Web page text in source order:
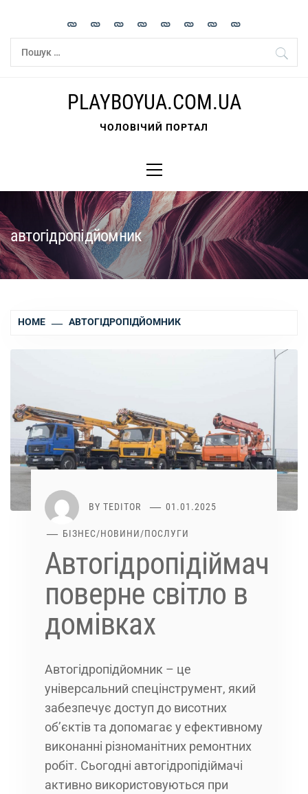
content
Пошук:
PLAYBOYUA.COM.UA
ЧОЛОВІЧИЙ ПОРТАЛ
Menu
автогідропідйомник
HOME АВТОГІДРОПІДЙОМНИК
BY TEDITOR 01.01.2025
БІЗНЕС/НОВИНИ/ПОСЛУГИ
Автогідропідіймач
поверне світло в
домівках
Автогідропідйомник – це
універсальний спецінструмент, який
забезпечує доступ до висотних
об’єктів та допомагає у ефективному
виконанні різноманітних ремонтних
робіт. Сьогодні автогідропідіймачі
активно використовуються при